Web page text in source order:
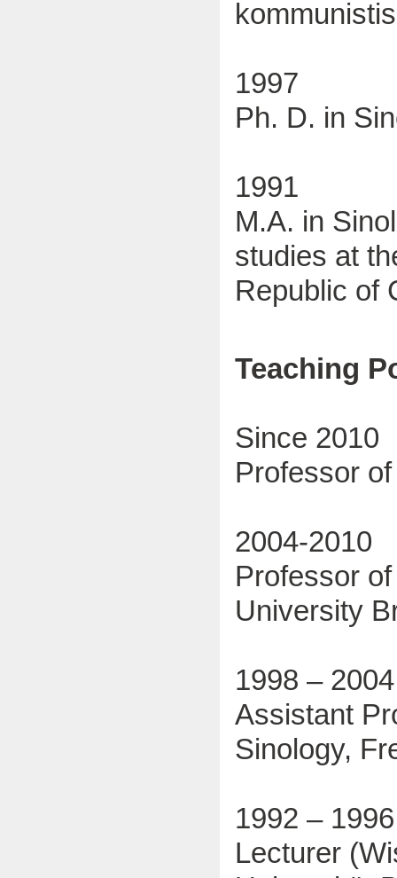
1997
Ph. D. in
1991
M.A. in
studies at
Republic of
Teaching
Since 2010
Professor
2004-2010
Professor
University
1998 – 2004
Assistant
Sinology,
1992 – 1996
Lecturer